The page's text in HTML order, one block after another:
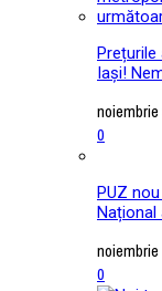
Iași!
noiembrie
0
PUZ
Național
noiembrie
0